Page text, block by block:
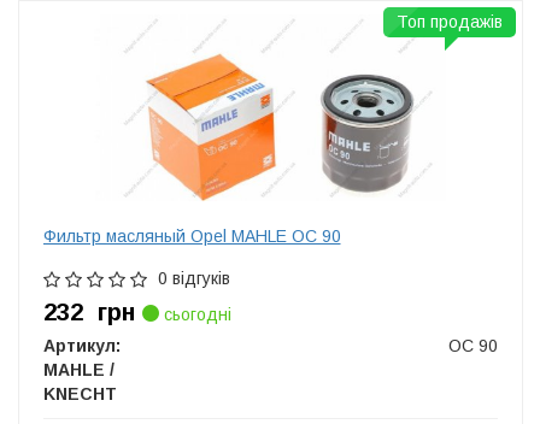
Фильтр масляный Opel MAHLE OC 90
0 відгуків
232 грн
сьогодні
Артикул:
OC 90
MAHLE /
KNECHT
Топ продажів